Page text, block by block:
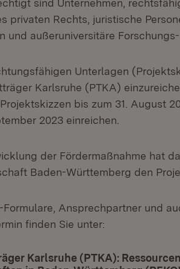
sind Unternehmen,
privaten Rechts, juristische
und außeruniversitäre
Unterlagen
Karlsruhe (PTKA)
bis zum 31. August
2023 einreichen.
der Fördermaßnahme hat
Baden-Württemberg den
Ansprechpartner und
finden Sie unter:
Karlsruhe (PTKA):